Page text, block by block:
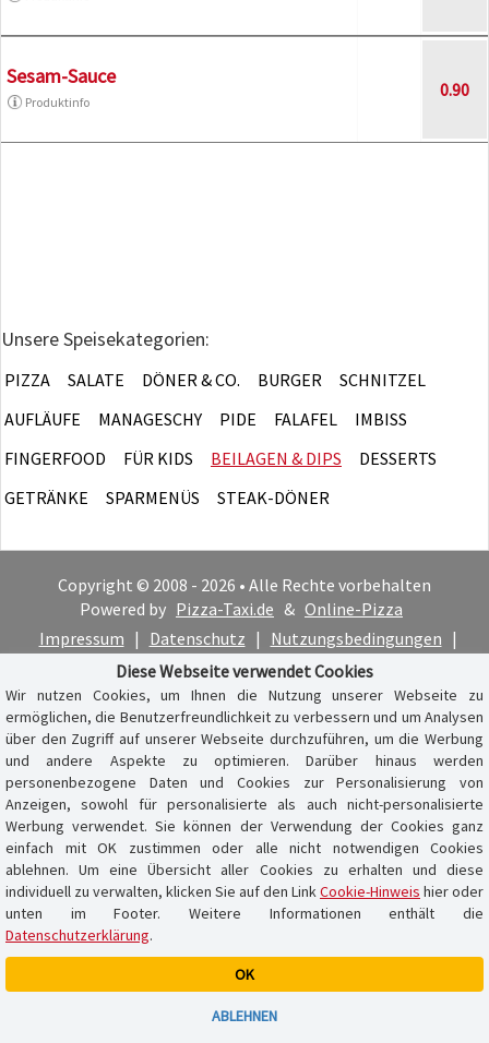
Warenkorb ist leer
Sesam-Sauce
Produktinfo
0.90
Unsere Speisekategorien:
PIZZA SALATE DÖNER & CO. BURGER
SCHNITZEL
AUFLÄUFE
MANAGESCHY PIDE FALAFEL
IMBISS
FINGERFOOD
FÜR KIDS BEILAGEN & DIPS
DESSERTS
GETRÄNKE
SPARMENÜS STEAK-DÖNER
Copyright © 2008 - 2026 • Alle Rechte vorbehalten
Powered by Pizza-Taxi.de & Online-Pizza
Impressum | Datenschutz | Nutzungsbedingungen |
Cookie-Hinweis
Diese Webseite verwendet Cookies
Wir nutzen Cookies, um Ihnen die Nutzung unserer Webseite zu
ermöglichen, die Benutzerfreundlichkeit zu verbessern und um Analysen
über den Zugriff auf unserer Webseite durchzuführen, um die Werbung
und andere Aspekte zu optimieren. Darüber hinaus werden
personenbezogene Daten und Cookies zur Personalisierung von
Anzeigen, sowohl für personalisierte als auch nicht-personalisierte
Werbung verwendet. Sie können der Verwendung der Cookies ganz
einfach mit OK zustimmen oder alle nicht notwendigen Cookies
ablehnen. Um eine Übersicht aller Cookies zu erhalten und diese
individuell zu verwalten, klicken Sie auf den LinkCookie-Hinweis hier oder
unten im Footer. Weitere Informationen enthält die
Datenschutzerklärung.
OK
ABLEHNEN